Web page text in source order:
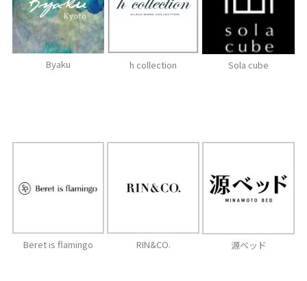
Byaku h collection Sola cube
Beret is flamingo RIN&CO. 源ベッド